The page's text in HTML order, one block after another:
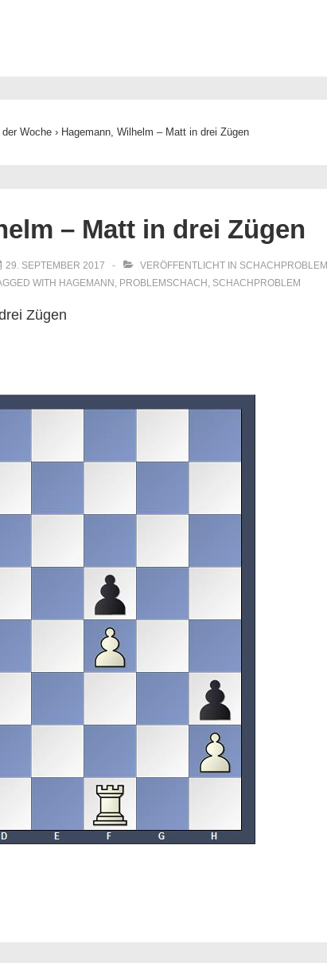
Woche › Hagemann, Wilhelm – Matt in drei Zügen
– Matt in drei Zügen
29. SEPTEMBER 2017 VERÖFFENTLICHT IN SCHACHPROBLEM
WITH HAGEMANN , PROBLEMSCHACH , SCHACHPROBLEM
Zügen